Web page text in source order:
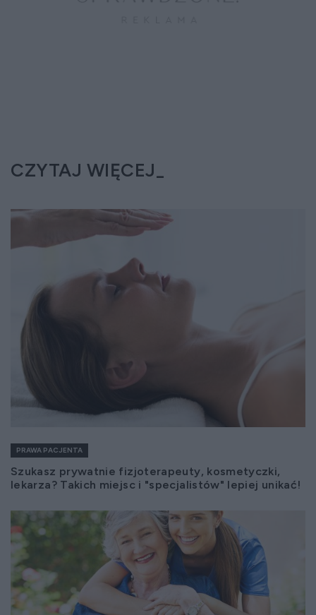
CZYTAJ WIĘCEJ
PRAWA PACJENTA
Szukasz prywatnie fizjoterapeuty, kosmetyczki,
lekarza? Takich miejsc i "specjalistów" lepiej unikać!